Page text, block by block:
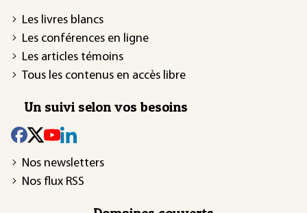
Les livres blancs
Les conférences en ligne
Les articles témoins
Tous les contenus en accès libre
Un suivi selon vos besoins
Nos newsletters
Nos flux RSS